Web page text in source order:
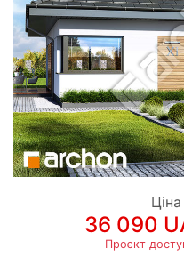
36 090
Проєкт